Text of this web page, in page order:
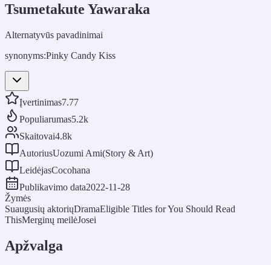
Tsumetakute Yawaraka
Alternatyvūs pavadinimai
synonyms:Pinky Candy Kiss
Įvertinimas7.77
Populiarumas5.2k
Skaitovai4.8k
AutoriusUozumi Ami(Story & Art)
LeidėjasCocohana
Publikavimo data2022-11-28
Žymės
Suaugusių aktoriųDramaEligible Titles for You Should Read
ThisMerginų meilėJosei
Apžvalga